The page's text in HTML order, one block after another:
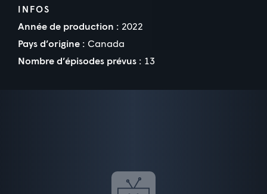
INFOS
Année de production : 2022
Pays d’origine : Canada
Nombre d’épisodes prévus : 13